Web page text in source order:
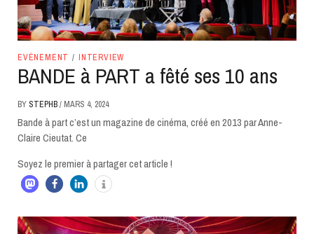
EVÈNEMENT / INTERVIEW
BANDE à PART a fêté ses 10 ans
BY STEPHB/ MARS 4, 2024
Bande à part c’est un magazine de cinéma, créé en 2013 par Anne-
Claire Cieutat. Ce
Soyez le premier à partager cet article !